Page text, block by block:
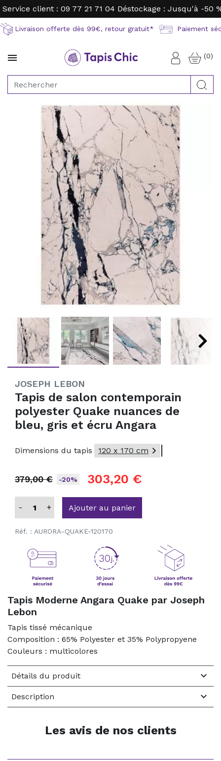
Service client : 09 77 21 71 04 Déstockage : Jusqu'à -50
Livraison offerte dès 99€, retour gratuit* Paiement
 Connexion
(0)
JOSEPH LEBON
Tapis de salon contemporain
polyester Quake nuances de
bleu, gris et écru Angara
Dimensions du tapis 120 x 170 cm 
379,00 € -20% 303,20 €
- + Ajouter au panier
Réf. : AURORA-QUAKE-120170
Tapis Moderne Angara Quake par Joseph
Lebon
Tapis tissé mécanique
Composition : 65% Polyester et 35% Polypropyene
Couleurs : multicolores
Détails du produit 
Description 
Les avis de nos clients